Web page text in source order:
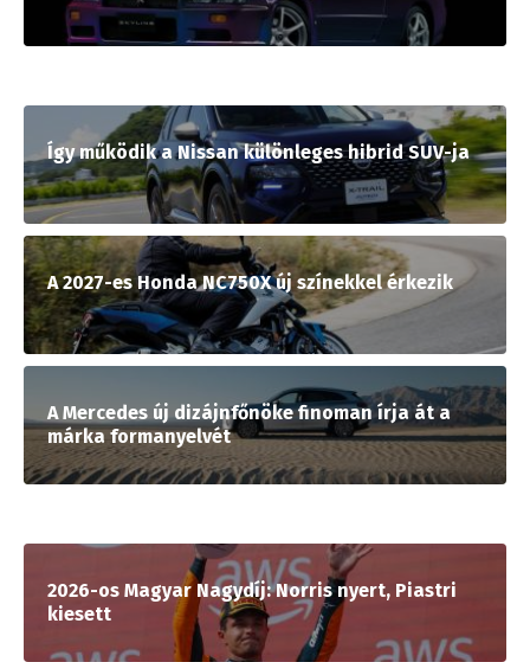
Így működik a Nissan különleges hibrid SUV-ja
A 2027-es Honda NC750X új színekkel érkezik
A Mercedes új dizájnfőnöke finoman írja át a
márka formanyelvét
2026-os Magyar Nagydíj: Norris nyert, Piastri
kiesett